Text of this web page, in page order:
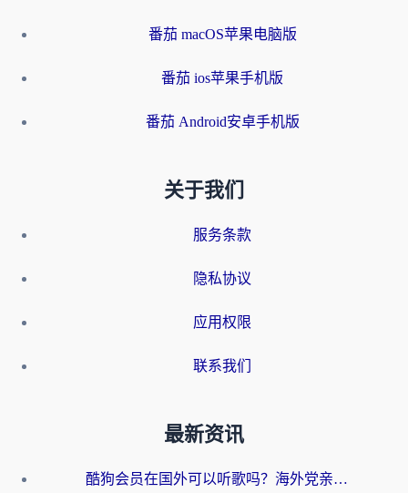
番茄 macOS苹果电脑版
番茄 ios苹果手机版
番茄 Android安卓手机版
关于我们
服务条款
隐私协议
应用权限
联系我们
最新资讯
酷狗会员在国外可以听歌吗？海外党亲测有效：3步解决音乐权限难题